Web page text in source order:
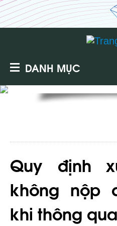
DANH MỤC
Quy định
không nộp
khi thông